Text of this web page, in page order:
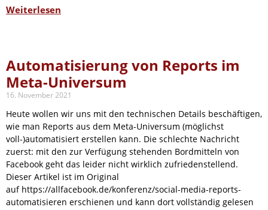
Weiterlesen
Automatisierung von Reports im
Meta-Universum
16. November 2021
Heute wollen wir uns mit den technischen Details beschäftigen,
wie man Reports aus dem Meta-Universum (möglichst
voll-)automatisiert erstellen kann. Die schlechte Nachricht
zuerst: mit den zur Verfügung stehenden Bordmitteln von
Facebook geht das leider nicht wirklich zufriedenstellend.
Dieser Artikel ist im Original
auf https://allfacebook.de/konferenz/social-media-reports-
automatisieren erschienen und kann dort vollständig gelesen